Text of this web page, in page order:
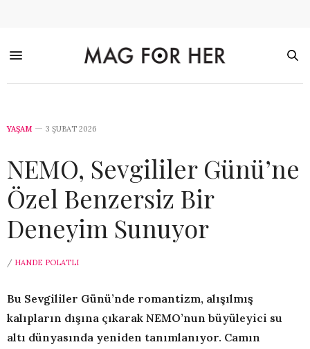
YAŞAM 3 ŞUBAT 2026
NEMO, Sevgililer Günü’ne
Özel Benzersiz Bir
Deneyim Sunuyor
/ HANDE POLATLI
Bu Sevgililer Günü’nde romantizm, alışılmış
kalıpların dışına çıkarak NEMO’nun büyüleyici su
altı dünyasında yeniden tanımlanıyor. Camın